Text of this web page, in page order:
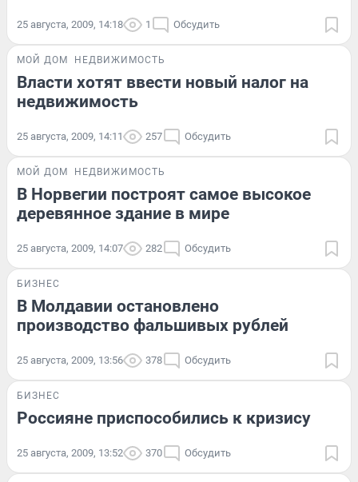
25 августа, 2009, 14:18 1 Обсудить
МОЙ ДОМ НЕДВИЖИМОСТЬ
Власти хотят ввести новый налог на
недвижимость
25 августа, 2009, 14:11 257 Обсудить
МОЙ ДОМ НЕДВИЖИМОСТЬ
В Норвегии построят самое высокое
деревянное здание в мире
25 августа, 2009, 14:07 282 Обсудить
БИЗНЕС
В Молдавии остановлено
производство фальшивых рублей
25 августа, 2009, 13:56 378 Обсудить
БИЗНЕС
Россияне приспособились к кризису
25 августа, 2009, 13:52 370 Обсудить